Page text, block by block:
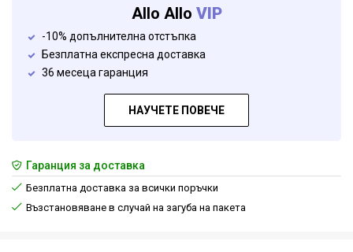
Allo Allo VIP
-10% допълнителна отстъпка
Безплатна експресна доставка
36 месеца гаранция
НАУЧЕТЕ ПОВЕЧЕ
Гаранция за доставка
Безплатна доставка за всички поръчки
Възстановяване в случай на загуба на пакета